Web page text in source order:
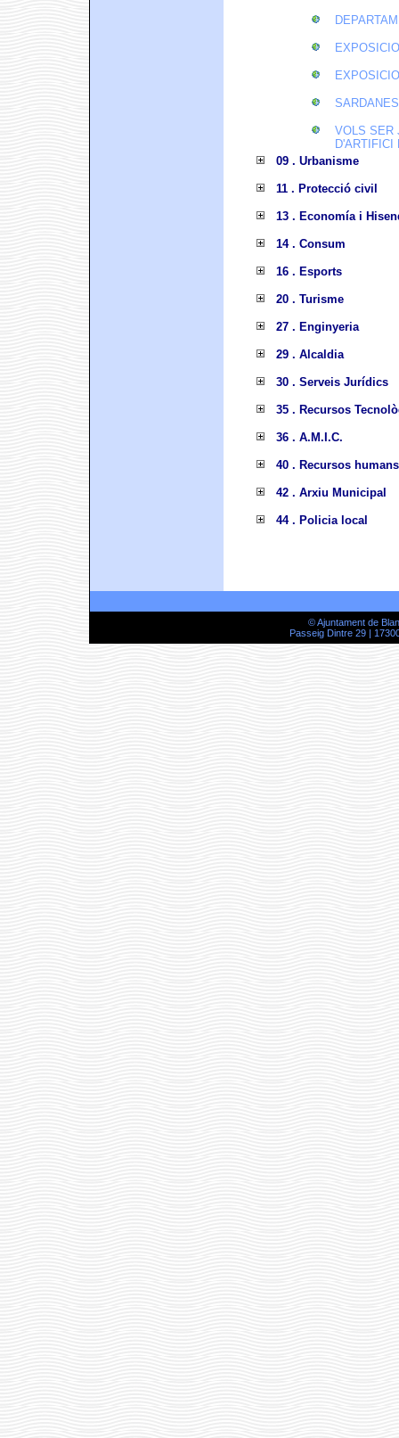
VOLS SER
D'ARTIFICI
09 . Urbanisme
11 . Protecció civil
13 . Economía i
14 . Consum
16 . Esports
20 . Turisme
27 . Enginyeria
29 . Alcaldia
30 . Serveis Jurídics
35 . Recursos
36 . A.M.I.C.
40 . Recursos humans
42 . Arxiu Municipal
44 . Policia local
© Ajuntament de
Passeig Dintre 29 |